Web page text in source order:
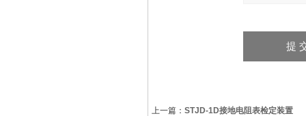
上一篇： STJD-1D接地电阻表检定装置